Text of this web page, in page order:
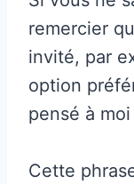
remercier
invité, par
option
pensé à moi
Cette